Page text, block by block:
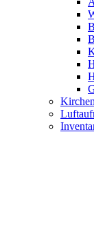
Kirchen